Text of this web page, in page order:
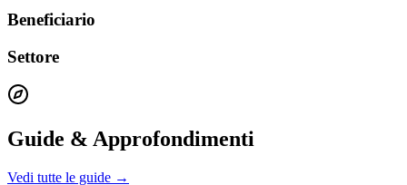
Beneficiario
Settore
Guide & Approfondimenti
Vedi tutte le guide →